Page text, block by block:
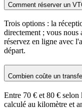
Comment réserver un
Trois options : la
directement ; vous nous
réservez en ligne avec
départ.
Combien coûte un
Entre 70 € et 80 €
calculé au kilomètre et